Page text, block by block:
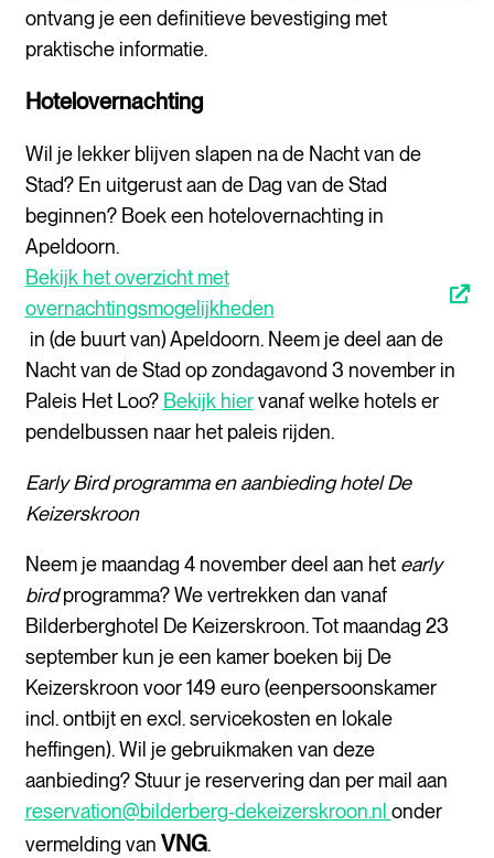
ontvang je een definitieve bevestiging met
praktische informatie.
Hotelovernachting
Wil je lekker blijven slapen na de Nacht van de
Stad? En uitgerust aan de Dag van de Stad
beginnen? Boek een hotelovernachting in
Apeldoorn.
Bekijk het overzicht met
overnachtingsmogelijkheden
opent nieuw scherm
in (de buurt van) Apeldoorn. Neem je deel aan de
Nacht van de Stad op zondagavond 3 november in
Paleis Het Loo? Bekijk hiervanaf welke hotels er
pendelbussen naar het paleis rijden.
Early Bird programma en aanbieding hotel De
Keizerskroon
Neem je maandag 4 november deel aan het early
birdprogramma? We vertrekken dan vanaf
Bilderberghotel De Keizerskroon. Tot maandag 23
september kun je een kamer boeken bij De
Keizerskroon voor 149 euro (eenpersoonskamer
incl. ontbijt en excl. servicekosten en lokale
heffingen). Wil je gebruikmaken van deze
aanbieding? Stuur je reservering dan per mail aan
reservation@bilderberg-dekeizerskroon.nl onder
vermelding van VNG.